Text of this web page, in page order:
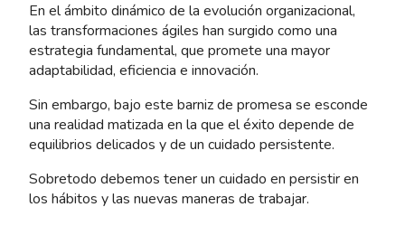
En el ámbito dinámico de la evolución organizacional,
las transformaciones ágiles han surgido como una
estrategia fundamental, que promete una mayor
adaptabilidad, eficiencia e innovación.
Sin embargo, bajo este barniz de promesa se esconde
una realidad matizada en la que el éxito depende de
equilibrios delicados y de un cuidado persistente.
Sobretodo debemos tener un cuidado en persistir en
los hábitos y las nuevas maneras de trabajar.